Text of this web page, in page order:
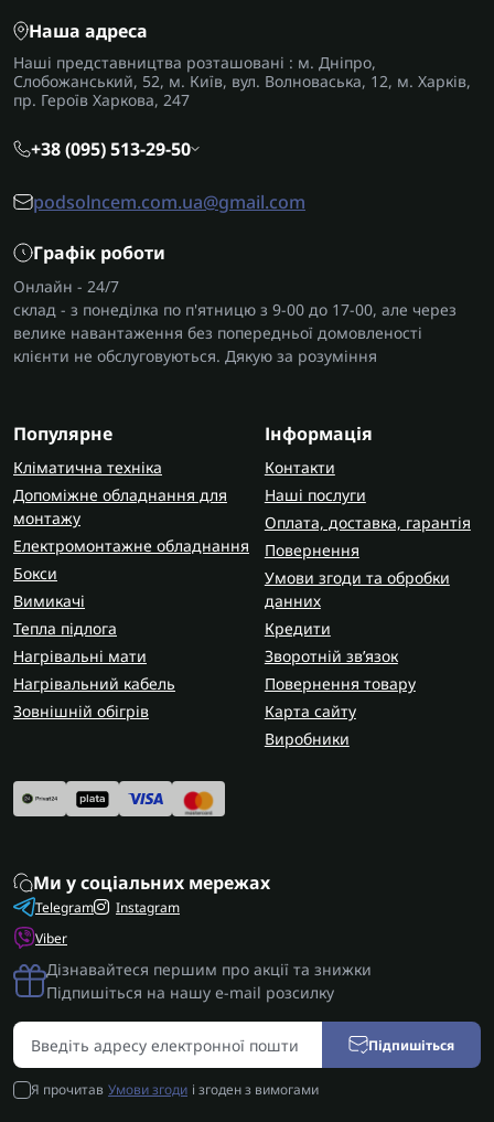
Наша адреса
Наші представництва розташовані : м. Дніпро,
Слобожанський, 52, м. Київ, вул. Волноваська, 12, м. Харків,
пр. Героїв Харкова, 247
+38 (095) 513-29-50
podsolncem.com.ua@gmail.com
Графік роботи
Онлайн - 24/7
склад - з понеділка по п'ятницю з 9-00 до 17-00, але через
велике навантаження без попередньої домовленості
клієнти не обслуговуються. Дякую за розуміння
Популярне
Кліматична техніка
Допоміжне обладнання для
монтажу
Електромонтажне обладнання
Бокси
Вимикачі
Тепла підлога
Нагрівальні мати
Нагрівальний кабель
Зовнішній обігрів
Інформація
Контакти
Наші послуги
Оплата, доставка, гарантія
Повернення
Умови згоди та обробки
данних
Кредити
Зворотній зв’язок
Повернення товару
Карта сайту
Виробники
Ми у соціальних мережах
Telegram
Viber
Instagram
Дізнавайтеся першим про акції та знижки
Підпишіться на нашу e-mail розсилку
Підпишіться
Я прочитав Умови згоди і згоден з вимогами